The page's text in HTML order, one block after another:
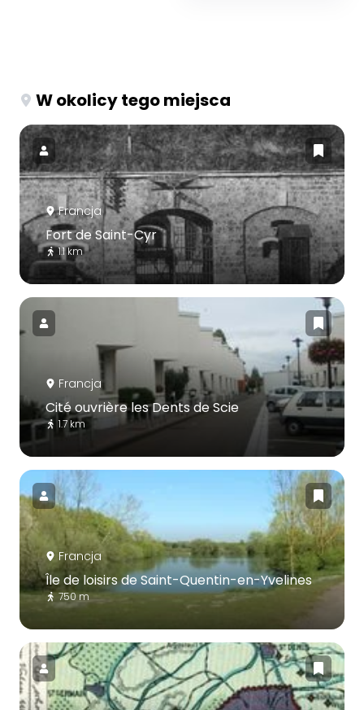
W okolicy tego miejsca
Francja
Fort de Saint-Cyr
1.1 km
Francja
Cité ouvrière les Dents de Scie
1.7 km
Francja
Île de loisirs de Saint-Quentin-en-Yvelines
750 m